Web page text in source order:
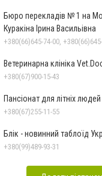
Бюро перекладів № 1 на
Куракіна Ірина Васильівна
Ветеринарна клініка
+380(67)900-15-43
Пансіонат для літніх
+380(67)255-11-55
Блік - новинний таблоїд
+380(99)489-93-31